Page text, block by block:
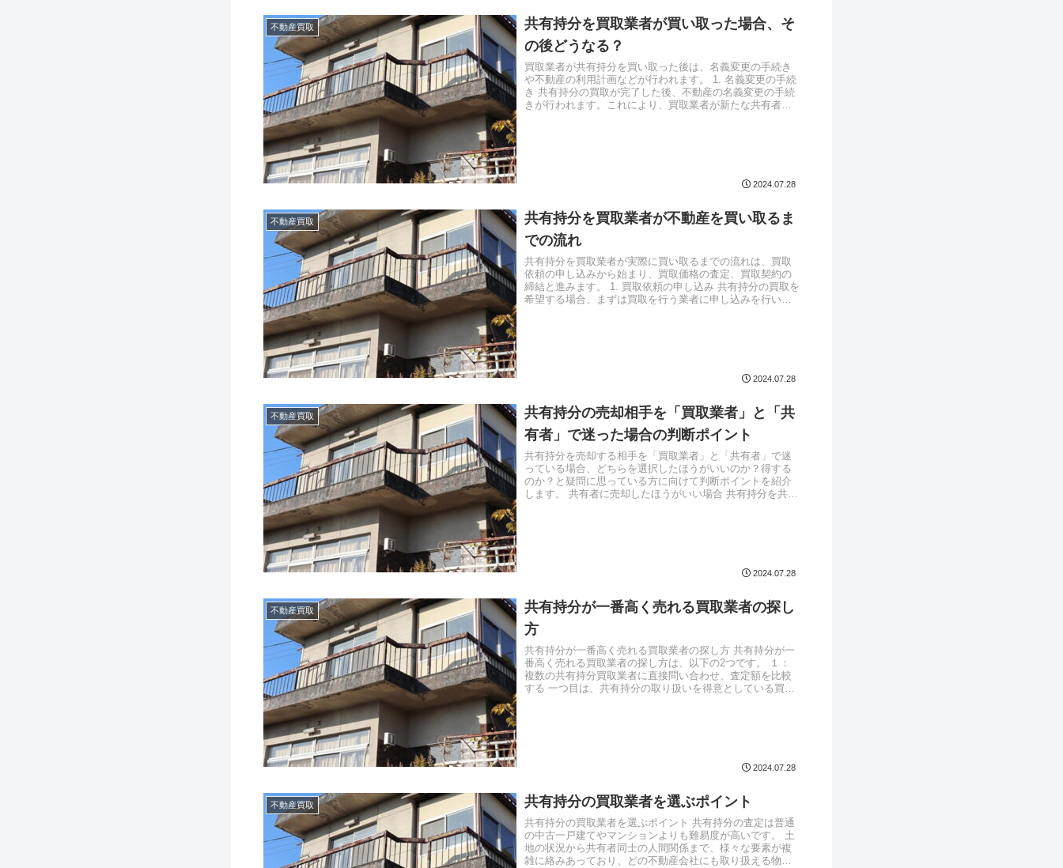
不動産買取
共有持分を買取業者が買い取った場合、そ
の後どうなる？
買取業者が共有持分を買い取った後は、名義変更の手続き
や不動産の利用計画などが行われます。 1. 名義変更の手続
き 共有持分の買取が完了した後、不動産の名義変更の手続
きが行われます。これにより、買取業者が新たな共有者と
2024.07.28
不動産買取
共有持分を買取業者が不動産を買い取るま
での流れ
共有持分を買取業者が実際に買い取るまでの流れは、買取
依頼の申し込みから始まり、買取価格の査定、買取契約の
締結と進みます。 1. 買取依頼の申し込み 共有持分の買取を
希望する場合、まずは買取を行う業者に申し込みを行いま
2024.07.28
不動産買取
共有持分の売却相手を「買取業者」と「共
有者」で迷った場合の判断ポイント
共有持分を売却する相手を「買取業者」と「共有者」で迷
っている場合、どちらを選択したほうがいいのか？得する
のか？と疑問に思っている方に向けて判断ポイントを紹介
します。 共有者に売却したほうがいい場合 共有持分を共有
2024.07.28
不動産買取
共有持分が一番高く売れる買取業者の探し
方
共有持分が一番高く売れる買取業者の探し方 共有持分が一
番高く売れる買取業者の探し方は、以下の2つです。 １：
複数の共有持分買取業者に直接問い合わせ、査定額を比較
する 一つ目は、共有持分の取り扱いを得意としている買取
2024.07.28
不動産買取 共有持分の買取業者を選ぶポイント
共有持分の買取業者を選ぶポイント 共有持分の査定は普通
の中古一戸建てやマンションよりも難易度が高いです。 土
地の状況から共有者同士の人間関係まで、様々な要素が複
雑に絡みあっており、どの不動産会社にも取り扱える物件